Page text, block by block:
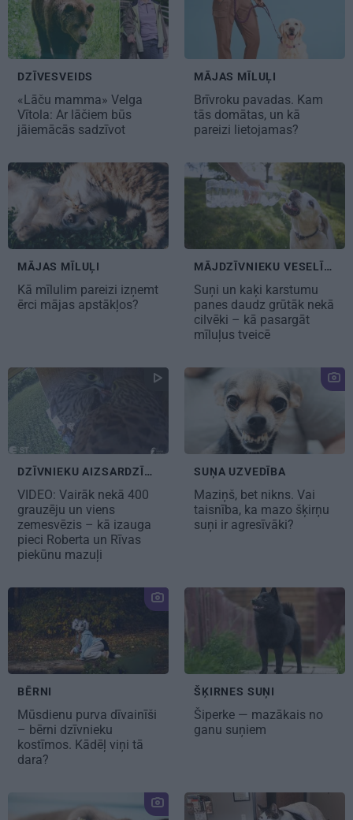
DZĪVESVEIDS
«Lāču mamma» Velga
Vītola: Ar lāčiem būs
jāiemācās sadzīvot
MĀJAS MĪLUĻI
Brīvroku pavadas. Kam
tās domātas, un kā
pareizi lietojamas?
MĀJAS MĪLUĻI
Kā mīlulim pareizi izņemt
ērci mājas apstākļos?
MĀJDZĪVNIEKU VESELĪBA
Suņi un kaķi karstumu
panes daudz grūtāk nekā
cilvēki – kā pasargāt
mīluļus tveicē
DZĪVNIEKU AIZSARDZĪBA
VIDEO: Vairāk nekā 400
grauzēju un viens
zemesvēzis – kā izauga
pieci Roberta un Rīvas
piekūnu mazuļi
SUŅA UZVEDĪBA
Maziņš, bet nikns. Vai
taisnība, ka mazo šķirņu
suņi ir agresīvāki?
BĒRNI
Mūsdienu purva dīvainīši
– bērni dzīvnieku
kostīmos. Kādēļ viņi tā
dara?
ŠĶIRNES SUŅI
Šiperke — mazākais no
ganu suņiem